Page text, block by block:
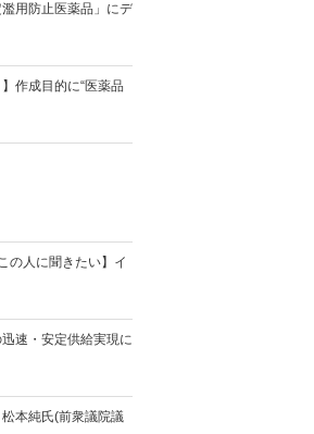
濫用防止医薬品」にデ
作成目的に“医薬品
の人に聞きたい】イ
迅速・安定供給実現に
松本純氏(前衆議院議